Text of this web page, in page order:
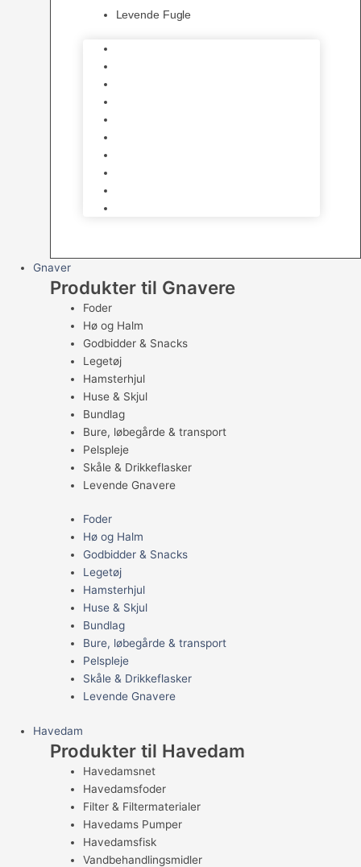
Levende Fugle
Gnaver
Produkter til Gnavere
Foder
Hø og Halm
Godbidder & Snacks
Legetøj
Hamsterhjul
Huse & Skjul
Bundlag
Bure, løbegårde & transport
Pelspleje
Skåle & Drikkeflasker
Levende Gnavere
Foder
Hø og Halm
Godbidder & Snacks
Legetøj
Hamsterhjul
Huse & Skjul
Bundlag
Bure, løbegårde & transport
Pelspleje
Skåle & Drikkeflasker
Levende Gnavere
Havedam
Produkter til Havedam
Havedamsnet
Havedamsfoder
Filter & Filtermaterialer
Havedams Pumper
Havedamsfisk
Vandbehandlingsmidler